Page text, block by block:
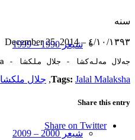
شیعر 1990 – 1999
شیعر 2000 – 2009
سنە
٤/١٠/١٣٩٣ – December 25, 2014
جەلال مەلەکشا - جلال ملکشا - Jalal Malaksha
Tags: Jalal Malaksha
, جلال ملکشا
Share this entry
Share on Twitter